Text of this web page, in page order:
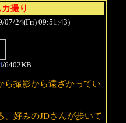
撮り
07/24(Fri) 09:51:43)
/6402KB
ら撮影から遠ざかってい
、好みのJDさんが歩いて